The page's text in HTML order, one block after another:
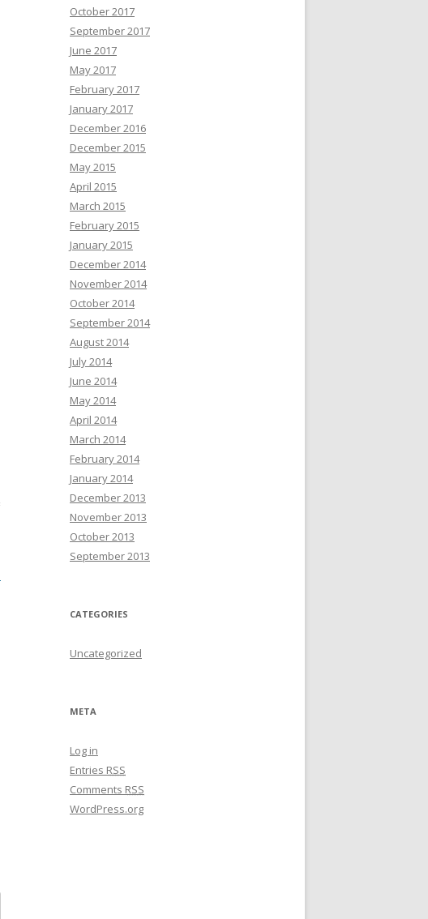
October 2017
September 2017
June 2017
May 2017
February 2017
January 2017
December 2016
December 2015
May 2015
April 2015
March 2015
February 2015
January 2015
December 2014
November 2014
October 2014
September 2014
August 2014
July 2014
June 2014
May 2014
April 2014
March 2014
February 2014
January 2014
December 2013
November 2013
October 2013
September 2013
CATEGORIES
Uncategorized
META
Log in
Entries RSS
Comments RSS
WordPress.org